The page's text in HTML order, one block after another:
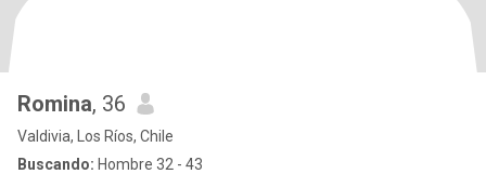
Romina, 36
Valdivia, Los Ríos, Chile
Buscando: Hombre 32 - 43